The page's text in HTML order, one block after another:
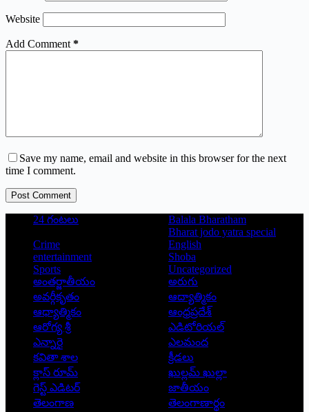
Website
Add Comment *
Save my name, email and website in this browser for the next
time I comment.
Post Comment
24 గంటలు
Balala Bharatham
Bharat jodo yatra special
Crime
English
entertainment
Shoba
Sports
Uncategorized
అంతర్జాతీయం
అరుగు
అవర్గీకృతం
ఆద్యాత్మికం
ఆధ్యాత్మికం
ఆంధ్రప్రదేశ్
ఆరోగ్య శ్రీ
ఎడిటోరియల్
ఎన్నారై
ఎలమంద
కవితా శాల
క్రీడలు
క్లాస్ రూమ్
ఖుల్లమ్ ఖుల్లా
గెస్ట్ ఎడిటర్
జాతీయం
తెలంగాణ
తెలంగాణార్థం